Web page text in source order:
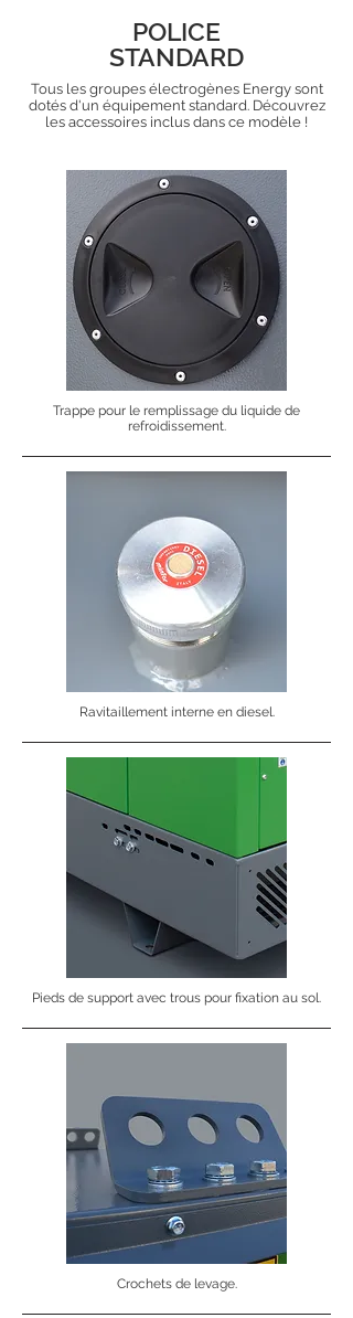
POLICE
STANDARD
Tous les groupes électrogènes Energy sont
dotés d'un équipement standard. Découvrez
les accessoires inclus dans ce modèle !
Trappe pour le remplissage du liquide de
refroidissement.
Ravitaillement interne en diesel.
Pieds de support avec trous pour fixation au sol.
Crochets de levage.